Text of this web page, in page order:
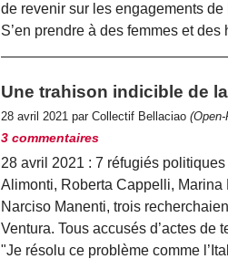
de revenir sur les engagements
S’en prendre à des femmes et
Une trahison indicible de
28 avril 2021 par Collectif Bellaciao
3 commentaires
28 avril 2021 : 7 réfugiés
Alimonti, Roberta Cappelli,
Narciso Manenti, trois
Ventura. Tous accusés d’actes de
"Je résolu ce problème comme